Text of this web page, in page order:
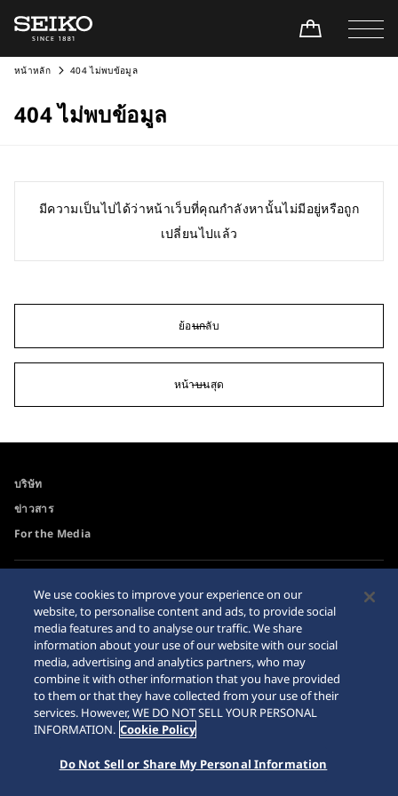
หน้าหลัก 404 ไม่พบข้อมูล
404 ไม่พบข้อมูล
มีความเป็นไปได้ว่าหน้าเว็บที่คุณกำลังหานั้นไม่มีอยู่หรือถูก
เปลี่ยนไปแล้ว
ย้อนกลับ
หน้าบนสุด
บริษัท
ข่าวสาร
For the Media
ข่าวสาร
นาฬิกาบนอินเตอร์เนท
Sitemap
© 2026 Seiko Watch Corporation
We use cookies to improve your experience on our
website, to personalise content and ads, to provide social
media features and to analyse our traffic. We share
information about your use of our website with our social
media, advertising and analytics partners, who may
combine it with other information that you have provided
to them or that they have collected from your use of their
services. However, WE DO NOT SELL YOUR PERSONAL
INFORMATION. Cookie Policy
Do Not Sell or Share My Personal Information